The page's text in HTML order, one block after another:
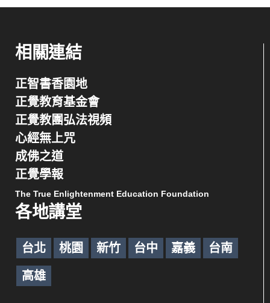
相關連結
正智書香園地
正覺教育基金會
正覺教團弘法視頻
心經無上咒
成佛之道
正覺學報
The True Enlightenment Education Foundation
各地講堂
台北 桃園 新竹 台中 嘉義 台南
高雄